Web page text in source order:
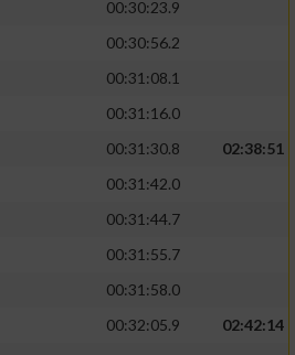
00:30:23.9
00:30:56.2
00:31:08.1
00:31:16.0
00:31:30.8
02:38:51
00:31:42.0
00:31:44.7
00:31:55.7
00:31:58.0
00:32:05.9
02:42:14